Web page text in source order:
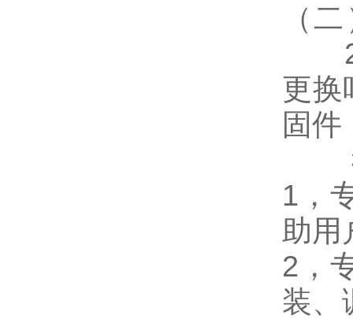
（
2
更
固
我
1，
助用
2，
装、